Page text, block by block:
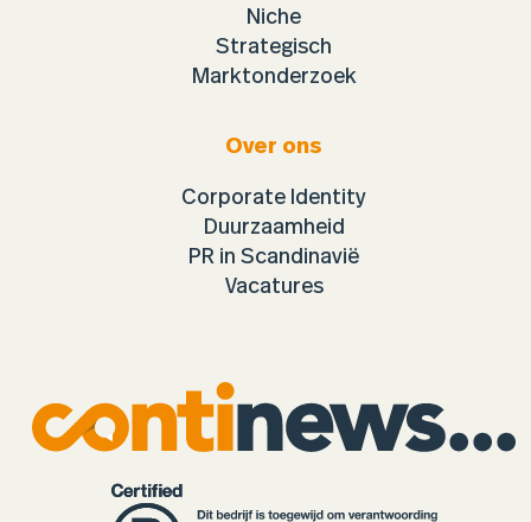
Niche
Strategisch
Marktonderzoek
Over ons
Corporate Identity
Duurzaamheid
PR in Scandinavië
Vacatures